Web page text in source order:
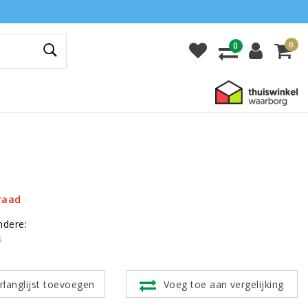
0 0
toevoegen Voeg toe aan vergelijking